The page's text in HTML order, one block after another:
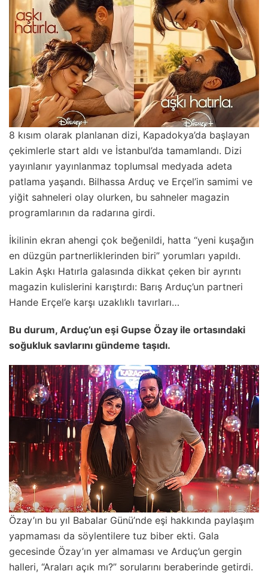
8 kısım olarak planlanan dizi, Kapadokya’da başlayan
çekimlerle start aldı ve İstanbul’da tamamlandı. Dizi
yayınlanır yayınlanmaz toplumsal medyada adeta
patlama yaşandı. Bilhassa Arduç ve Erçel’in samimi ve
yiğit sahneleri olay olurken, bu sahneler magazin
programlarının da radarına girdi.
İkilinin ekran ahengi çok beğenildi, hatta “yeni kuşağın
en düzgün partnerliklerinden biri” yorumları yapıldı.
Lakin Aşkı Hatırla galasında dikkat çeken bir ayrıntı
magazin kulislerini karıştırdı: Barış Arduç’un partneri
Hande Erçel’e karşı uzaklıklı tavırları…
Bu durum, Arduç’un eşi Gupse Özay ile ortasındaki
soğukluk savlarını gündeme taşıdı.
Özay’ın bu yıl Babalar Günü’nde eşi hakkında paylaşım
yapmaması da söylentilere tuz biber ekti. Gala
gecesinde Özay’ın yer almaması ve Arduç’un gergin
halleri, “Araları açık mı?” sorularını beraberinde getirdi.